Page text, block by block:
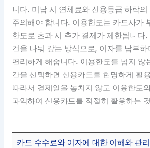
니다. 미납 시 연체료와 신용등급 하락의
주의해야 합니다. 이용한도는 카드사가
한도로 초과 시 추가 결제가 제한됩니다.
건을 나눠 갚는 방식으로, 이자를 납부하
편리하게 해줍니다. 이용한도를 넘지 않
간을 선택하면 신용카드를 현명하게 활
따라서 결제일을 놓치지 않고 이용한도
파악하여 신용카드를 적절히 활용하는
카드 수수료와 이자에 대한 이해와 관리